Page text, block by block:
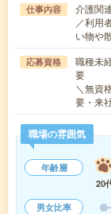
仕事内容
介護関
／利用
い物や
応募資格
職種未
要
＼無資
要・来
職場の雰囲気
年齢層
20
男女比率